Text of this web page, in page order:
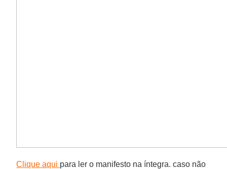
Clique aqui para ler o manifesto na íntegra. caso não